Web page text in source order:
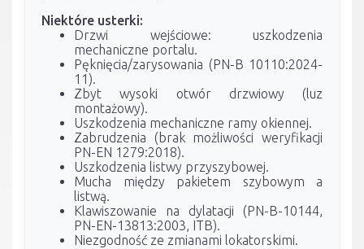
Niektóre usterki:
Drzwi wejściowe: uszkodzenia
mechaniczne portalu.
Pęknięcia/zarysowania (PN-B 10110:2024-
11).
Zbyt wysoki otwór drzwiowy (luz
montażowy).
Uszkodzenia mechaniczne ramy okiennej.
Zabrudzenia (brak możliwości weryfikacji
PN-EN 1279:2018).
Uszkodzenia listwy przyszybowej.
Mucha między pakietem szybowym a
listwą.
Klawiszowanie na dylatacji (PN-B-10144,
PN-EN-13813:2003, ITB).
Niezgodność ze zmianami lokatorskimi.